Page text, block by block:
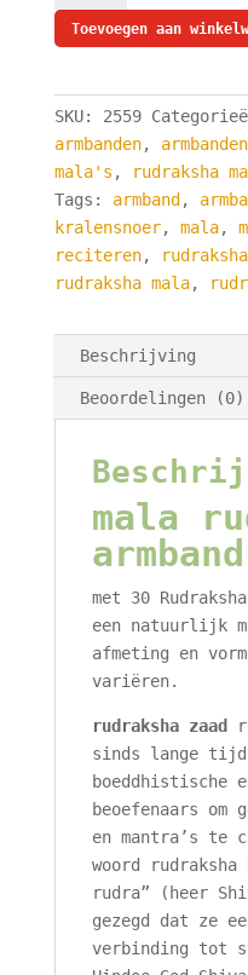
-
mala
-
armband
met
30
zaden
van
8
mm
cm
aantal
Toevoegen aan
SKU: 2559
armbanden,
mala's , rudraksha
Tags: armband ,
kralensnoer, mala,
reciteren, rudraksha
rudraksha mala,
Beschrijving
Beoordelingen (0)
mala
met 30
een natuurlijk
afmeting en
variëren.
rudraksha zaad
sinds lange
boeddhistische
beoefenaars om
en mantra’s te
woord
rudra” (heer
gezegd dat ze
verbinding tot